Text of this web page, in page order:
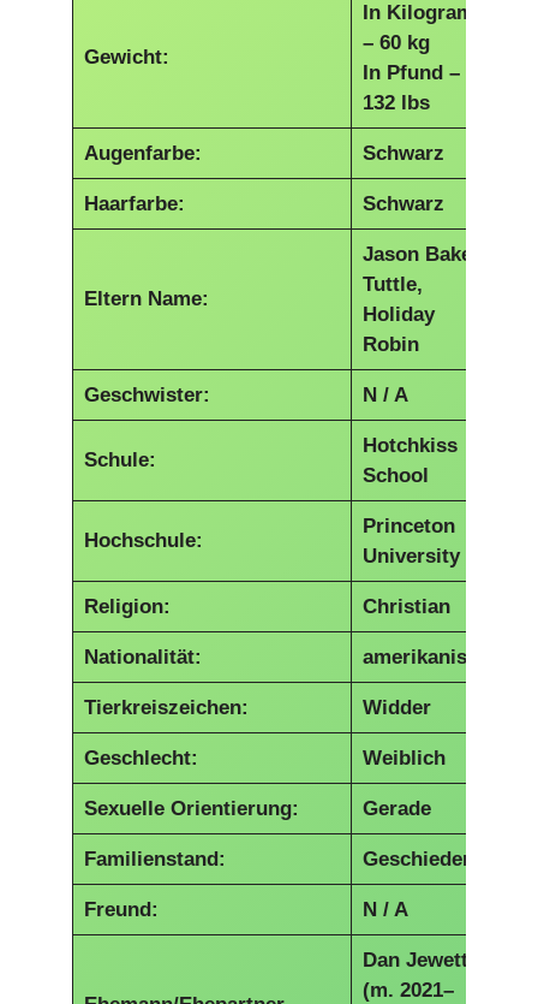
Gewicht:
In Kilogramm
– 60 kg
In Pfund –
132 lbs
Augenfarbe: Schwarz
Haarfarbe: Schwarz
Eltern Name:
Jason Bake
Tuttle,
Holiday
Robin
Geschwister: N / A
Schule:
Hotchkiss
School
Hochschule:
Princeton
University
Religion: Christian
Nationalität: amerikanisch
Tierkreiszeichen: Widder
Geschlecht: Weiblich
Sexuelle Orientierung: Gerade
Familienstand: Geschieden
Freund: N / A
Dan Jewett
(m. 2021–